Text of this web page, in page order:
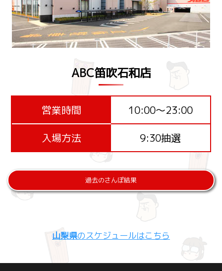
ABC笛吹石和店
営業時間
10:00～23:00
入場方法
9:30抽選
過去のさんぽ結果
山梨県のスケジュールはこちら